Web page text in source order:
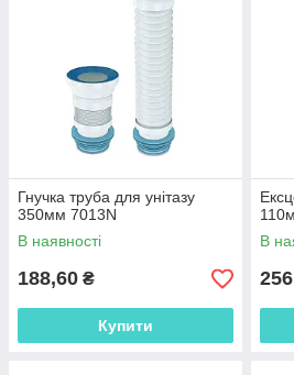
Гнучка труба для унітазу
350мм 7013N
В наявності
188,60 ₴
Купити
В